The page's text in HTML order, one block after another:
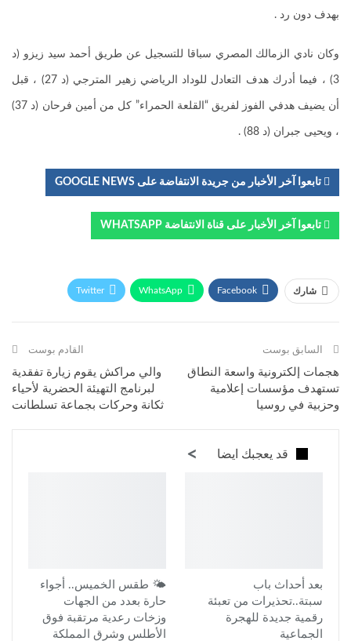
بهدف دون رد .
وكان نادي الزمالك المصري سباقا للتسجيل عن طريق أحمد سيد زيزو (د
3) ، فيما أدرك هدف التعادل للوداد الرياضي زهير المترجي (د 27) ، قبل
أن يضيف هدفي الفوز لفريق “القلعة الحمراء” كل من أمين فرحان (د 37)
، ويحيى جبران (د 88) .
تابعوا آخر الأخبار من جريدة الانتفاضة على GOOGLE NEWS
تابعوا آخر الأخبار على قناة الانتفاضة WHATSAPP
شارك Facebook
WhatsApp
Twitter
السابق بوست
هجمات إلكترونية واسعة النطاق
تستهدف مؤسسات إعلامية
وحزبية في روسيا
القادم بوست
والي مراكش يقوم زيارة تفقدية
لبرنامج التهيئة الحضرية لأحياء
ثكانة وحركات بجماعة تسلطانت
قد يعجبك ايضا
بعد أحداث باب
سبتة..تحذيرات من تعبئة
رقمية جديدة للهجرة
الجماعية
🌤️ طقس الخميس.. أجواء
حارة بعدد من الجهات
وزخات رعدية مرتقبة فوق
الأطلس وشرق المملكة